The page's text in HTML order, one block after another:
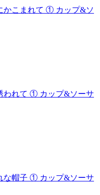
かこまれて ① カップ&ソ
われて ① カップ&ソーサ
な帽子 ① カップ&ソーサ